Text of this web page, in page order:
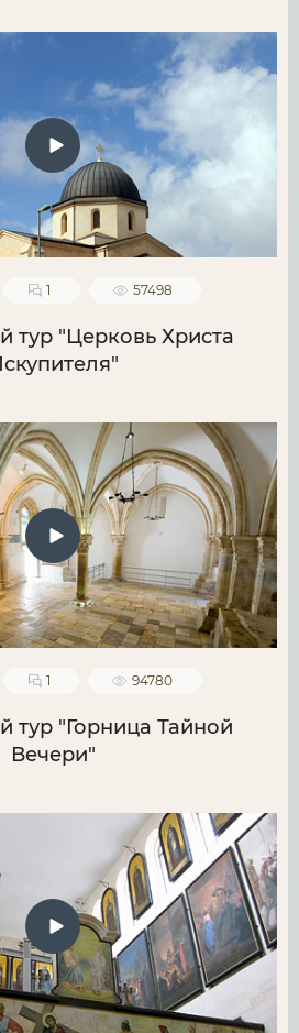
1 57498
тур "Церковь Христа
1 94780
тур "Горница Тайной
Вечери"